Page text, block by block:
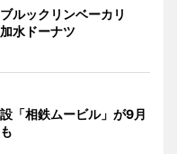
ルックリンベーカリ
水ドーナツ
「相鉄ムービル」が9月